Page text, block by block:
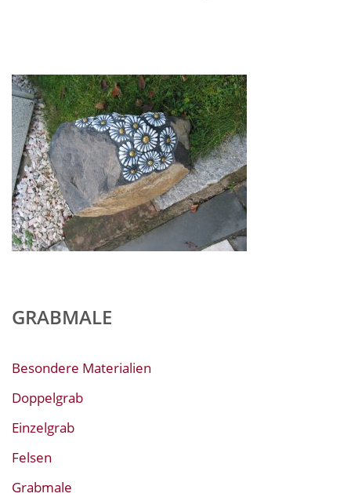
GRABMALE
Besondere Materialien
Doppelgrab
Einzelgrab
Felsen
Grabmale